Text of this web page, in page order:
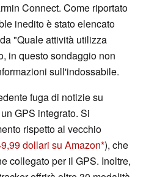
Connect. Come riportato
inedito è stato elencato
"Quale attività utilizza
in questo sondaggio non
sull'indossabile.
fuga di notizie su
GPS integrato. Si
rispetto al vecchio
dollari su Amazon ), che
collegato per il GPS. Inoltre,